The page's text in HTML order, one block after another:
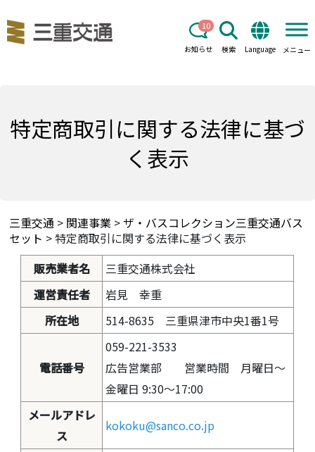
お知らせ
10
検索 Language メニュー
特定商取引に関する法律に基づ
く表示
三重交通 > 関連事業 >ザ・バスコレクション三重交通バス
セット > 特定商取引に関する法律に基づく表示
販売業者名
三重交通株式会社
運営責任者
岩見 幸重
所在地
514-8635 三重県津市中央1番1号
電話番号
059-221-3533
広告営業部 営業時間 月曜日～
金曜日 9:30～17:00
メールアドレ
ス
kokoku@sanco.co.jp